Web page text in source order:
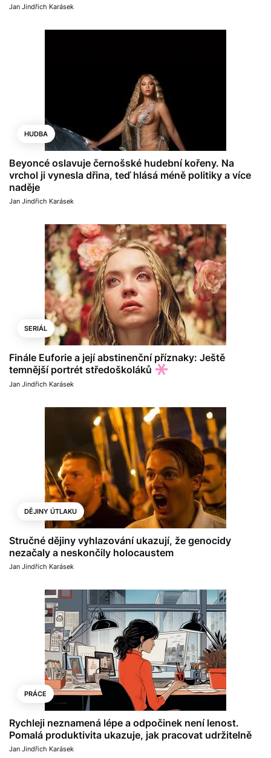
Jan Jindřich Karásek
HUDBA
Beyoncé oslavuje černošské hudební kořeny. Na
vrchol ji vynesla dřina, teď hlásá méně politiky a více
naděje
Jan Jindřich Karásek
SERIÁL
Finále Euforie a její abstinenční příznaky: Ještě
temnější portrét středoškoláků
Jan Jindřich Karásek
DĚJINY ÚTLAKU
Stručné dějiny vyhlazování ukazují, že genocidy
nezačaly a neskončily holocaustem
Jan Jindřich Karásek
PRÁCE
Rychleji neznamená lépe a odpočinek není lenost.
Pomalá produktivita ukazuje, jak pracovat udržitelně
Jan Jindřich Karásek